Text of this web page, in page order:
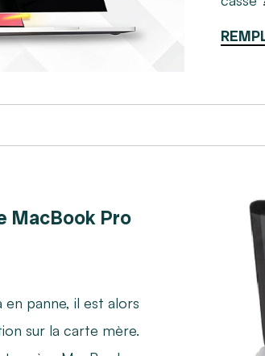
MacBook Pro
panne, il est alors
sur la carte mère.